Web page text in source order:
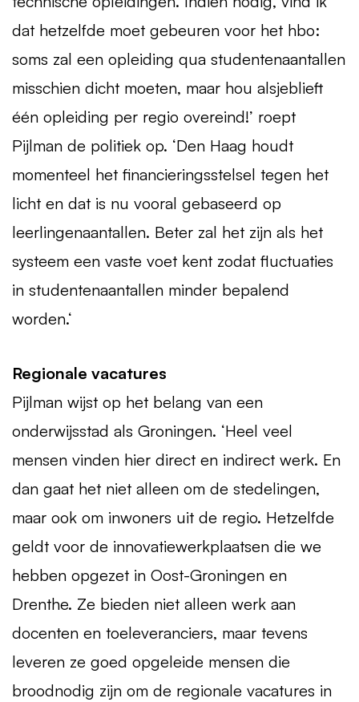
dat hetzelfde moet gebeuren voor het hbo:
soms zal een opleiding qua studentenaantallen
misschien dicht moeten, maar hou alsjeblieft
één opleiding per regio overeind!’ roept
Pijlman de politiek op. ‘Den Haag houdt
momenteel het financieringsstelsel tegen het
licht en dat is nu vooral gebaseerd op
leerlingenaantallen. Beter zal het zijn als het
systeem een vaste voet kent zodat fluctuaties
in studentenaantallen minder bepalend
worden.‘
Regionale vacatures
Pijlman wijst op het belang van een
onderwijsstad als Groningen. ‘Heel veel
mensen vinden hier direct en indirect werk. En
dan gaat het niet alleen om de stedelingen,
maar ook om inwoners uit de regio. Hetzelfde
geldt voor de innovatiewerkplaatsen die we
hebben opgezet in Oost-Groningen en
Drenthe. Ze bieden niet alleen werk aan
docenten en toeleveranciers, maar tevens
leveren ze goed opgeleide mensen die
broodnodig zijn om de regionale vacatures in